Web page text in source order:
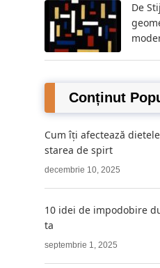
De
Conținut
Cum îți afectează
starea de spirt
decembrie 10, 2025
10 idei de impodobire
ta
septembrie 1, 2025